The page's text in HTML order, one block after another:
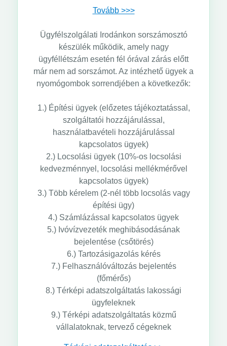
Tovább >>>
Ügyfélszolgálati Irodánkon sorszámosztó
készülék működik, amely nagy
ügyféllétszám esetén fél órával zárás előtt
már nem ad sorszámot. Az intézhető ügyek a
nyomógombok sorrendjében a következők:
1.) Építési ügyek (előzetes tájékoztatással,
szolgáltatói hozzájárulással,
használatbavételi hozzájárulással
kapcsolatos ügyek)
2.) Locsolási ügyek (10%-os locsolási
kedvezménnyel, locsolási mellékmérővel
kapcsolatos ügyek)
3.) Több kérelem (2-nél több locsolás vagy
építési ügy)
4.) Számlázással kapcsolatos ügyek
5.) Ivóvízvezeték meghibásodásának
bejelentése (csőtörés)
6.) Tartozásigazolás kérés
7.) Felhasználóváltozás bejelentés
(főmérős)
8.) Térképi adatszolgáltatás lakossági
ügyfeleknek
9.) Térképi adatszolgáltatás közmű
vállalatoknak, tervező cégeknek